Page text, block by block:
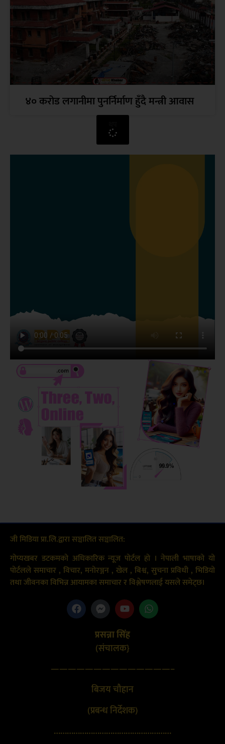
४० करोड लगानीमा पुनर्निर्माण हुँदै मन्त्री आवास
जी मिडिया प्रा.लि.द्वारा सञ्चालित सञ्चालित:
गोप्यखबर डटकमको अधिकारिक न्यूज पोर्टल हो । नेपाली भाषाको यो
पोर्टलले समाचार , विचार, मनोरञ्जन , खेल , बिश्व, सुचना प्रविधी , भिडियो
तथा जीवनका विभिन्न आयामका समाचार र विश्लेषणलाई यसले समेट्छ।
प्रसन्ना सिंह
(संचालक}
——————————————–
बिजय चौहान
(प्रबन्ध निर्देशक)
………………………………………………